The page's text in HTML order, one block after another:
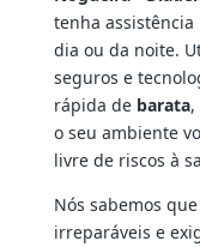
tenha
dia ou da noite.
seguros e
rápida de barata,
o seu ambiente
livre de riscos à
Nós sabemos
irreparáveis e